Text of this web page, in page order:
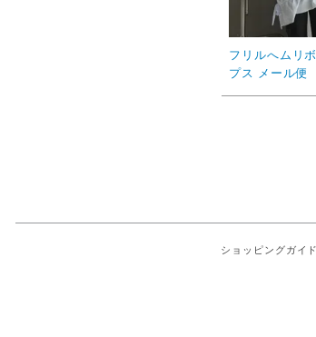
フリルへムリ
プス メール便
ショッピングガイド